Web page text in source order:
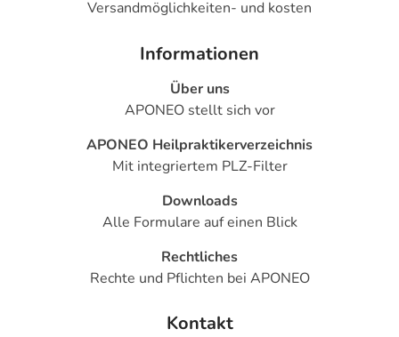
Versandmöglichkeiten- und kosten
Informationen
Über uns
APONEO stellt sich vor
APONEO Heilpraktikerverzeichnis
Mit integriertem PLZ-Filter
Downloads
Alle Formulare auf einen Blick
Rechtliches
Rechte und Pflichten bei APONEO
Kontakt